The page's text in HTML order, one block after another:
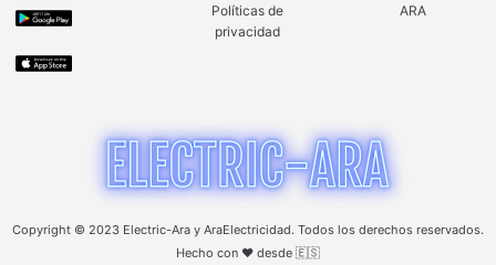
Políticas de
privacidad
ARA
Copyright © 2023 Electric-Ara y AraElectricidad. Todos los derechos reservados.
Hecho con ❤️ desde 🇪🇸